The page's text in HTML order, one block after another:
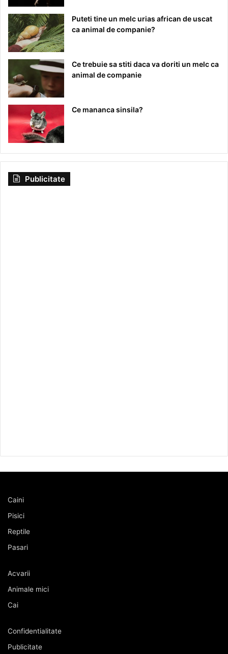
Puteti tine un melc urias african de uscat
ca animal de companie?
Ce trebuie sa stiti daca va doriti un melc ca
animal de companie
Ce mananca sinsila?
Publicitate
Caini
Pisici
Reptile
Pasari
Acvarii
Animale mici
Cai
Confidentialitate
Publicitate